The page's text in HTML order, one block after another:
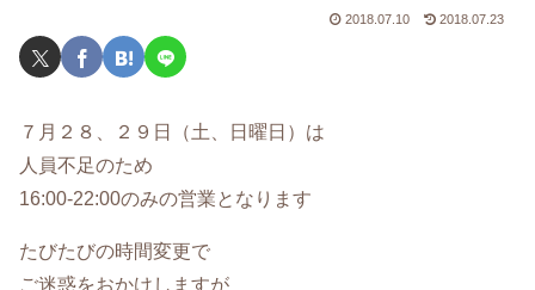
2018.07.10 2018.07.23
７月２８、２９日（土、日曜日）は
人員不足のため
16:00-22:00のみの営業となります
たびたびの時間変更で
ご迷惑をおかけしますが